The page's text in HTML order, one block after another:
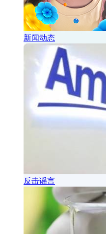
新闻动态
反击谣言